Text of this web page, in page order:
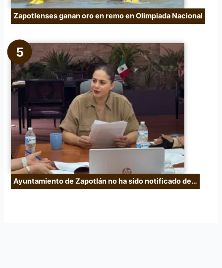
Zapotlenses ganan oro en remo en Olimpiada Nacional
Ayuntamiento de Zapotlán no ha sido notificado de…